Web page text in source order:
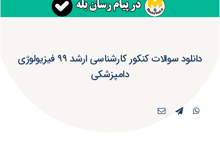
دانلود سوالات کنکور کارشناسی ارشد ۹۹ فیزیولوژی
دامپزشکی